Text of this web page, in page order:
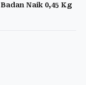
Naik 0,45 Kg